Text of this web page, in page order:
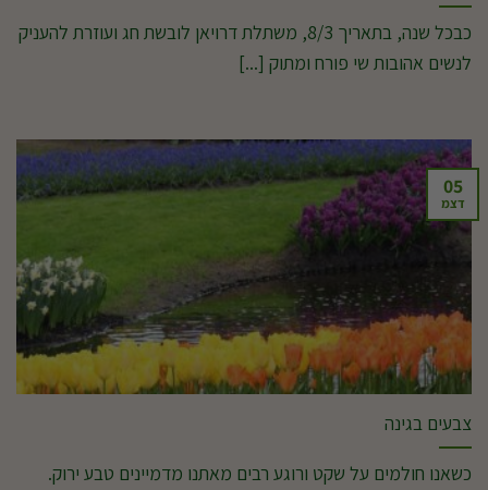
כבכל שנה, בתאריך 8/3, משתלת דרויאן לובשת חג ועוזרת להעניק
לנשים אהובות שי פורח ומתוק [...]
צבעים בגינה
כשאנו חולמים על שקט ורוגע רבים מאתנו מדמיינים טבע ירוק.
05
דצמ